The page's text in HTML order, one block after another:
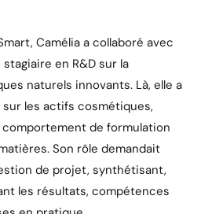
Camélia a collaboré avec
en R&D sur la
naturels innovants. Là, elle a
les actifs cosmétiques,
de formulation
Son rôle demandait
de projet, synthétisant,
les résultats, compétences